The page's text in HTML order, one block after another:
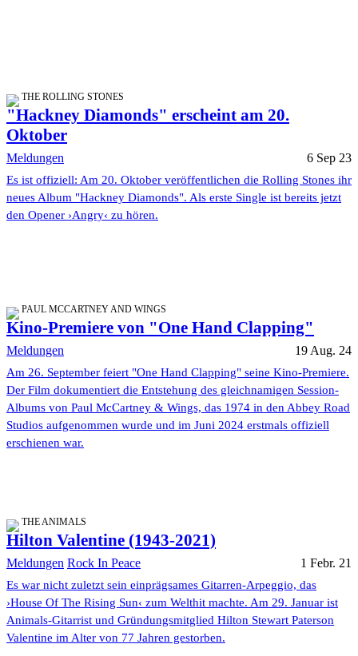
THE ROLLING STONES
"Hackney Diamonds" erscheint am 20.
Oktober
Meldungen 6 Sep 23
Es ist offiziell: Am 20. Oktober veröffentlichen die Rolling Stones ihr
neues Album "Hackney Diamonds". Als erste Single ist bereits jetzt
den Opener ›Angry‹ zu hören.
PAUL MCCARTNEY AND WINGS
Kino-Premiere von "One Hand Clapping"
Meldungen 19 Aug. 24
Am 26. September feiert "One Hand Clapping" seine Kino-Premiere.
Der Film dokumentiert die Entstehung des gleichnamigen Session-
Albums von Paul McCartney & Wings, das 1974 in den Abbey Road
Studios aufgenommen wurde und im Juni 2024 erstmals offiziell
erschienen war.
THE ANIMALS
Hilton Valentine (1943-2021)
Meldungen Rock In Peace 1 Febr. 21
Es war nicht zuletzt sein einprägsames Gitarren-Arpeggio, das
›House Of The Rising Sun‹ zum Welthit machte. Am 29. Januar ist
Animals-Gitarrist und Gründungsmitglied Hilton Stewart Paterson
Valentine im Alter von 77 Jahren gestorben.